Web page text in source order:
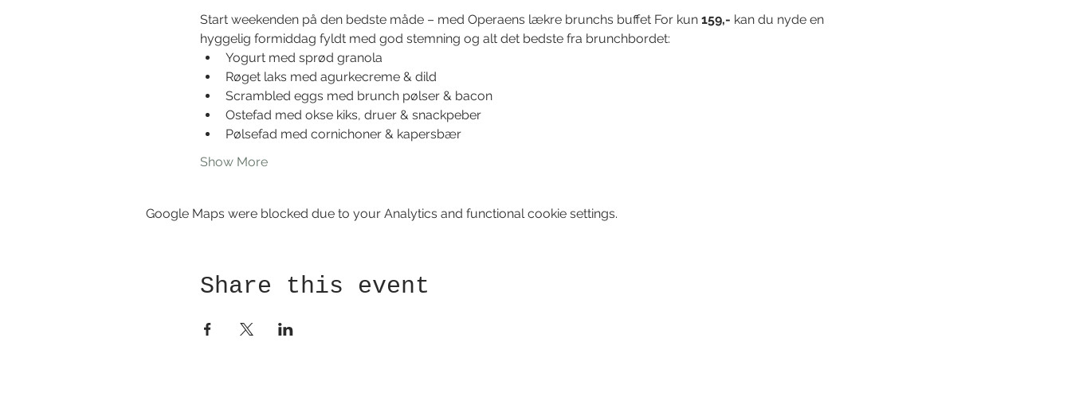
Start weekenden på den bedste måde – med Operaens lækre brunchs buffet For kun 159,- kan du nyde en
hyggelig formiddag fyldt med god stemning og alt det bedste fra brunchbordet:
Yogurt med sprød granola
Røget laks med agurkecreme & dild
Scrambled eggs med brunch pølser & bacon
Ostefad med okse kiks, druer & snackpeber
Pølsefad med cornichoner & kapersbær
Show More
Google Maps were blocked due to your Analytics and functional cookie settings.
Share this event